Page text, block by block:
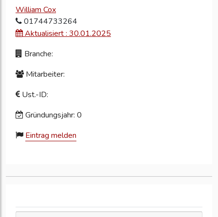
William Cox
01744733264
Aktualisiert : 30.01.2025
Branche:
Mitarbeiter:
Ust.-ID:
Gründungsjahr: 0
Eintrag melden